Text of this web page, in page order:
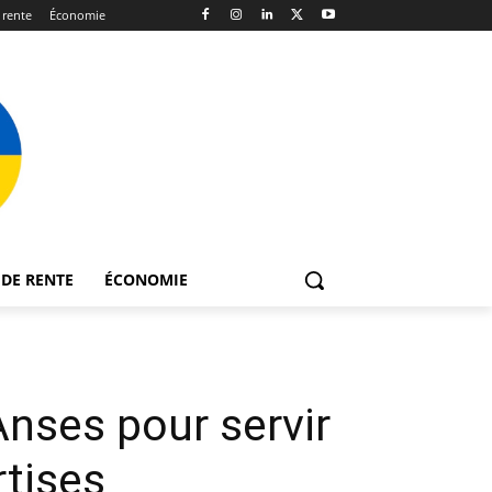
Économie
RENTE ÉCONOMIE
pour servir